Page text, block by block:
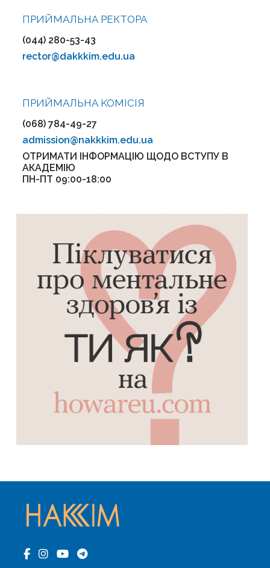
ПРИЙМАЛЬНА РЕКТОРА
(044) 280-53-43
rector@dakkkim.edu.ua
ПРИЙМАЛЬНА KOMІСІЯ
(068) 784-49-27
admission@nakkkim.edu.ua
ОТРИМАТИ ІНФОРМАЦІЮ ЩОДО ВСТУПУ В
АКАДЕМІЮ
ПН-ПТ 09:00-18:00